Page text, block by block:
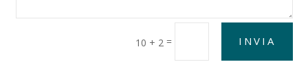
10 + 2 = INVIA